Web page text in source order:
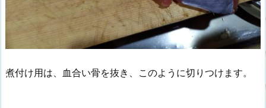
煮付け用は、血合い骨を抜き、このように切りつけます。